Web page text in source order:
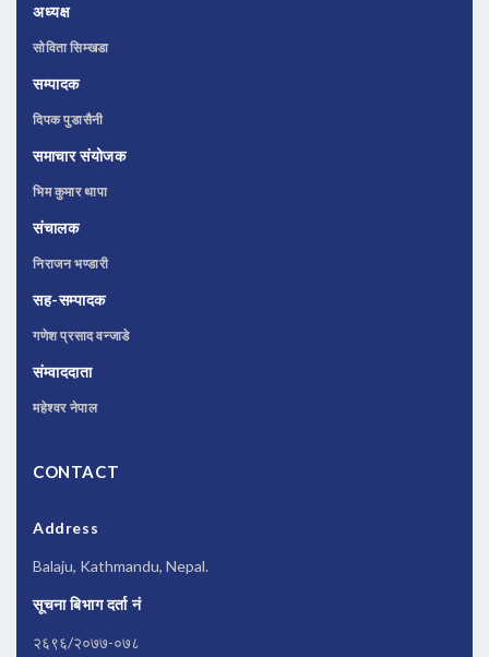
अध्यक्ष
सोविता सिम्खडा
सम्पादक
दिपक पुडासैनी
समाचार संयोजक
भिम कुमार थापा
संचालक
निराजन भण्डारी
सह-सम्पादक
गणेश प्रसाद वन्जाडे
संम्वाददाता
महेश्वर नेपाल
CONTACT
Address
Balaju, Kathmandu, Nepal.
सूचना बिभाग दर्ता नं
२६९६/२०७७-०७८